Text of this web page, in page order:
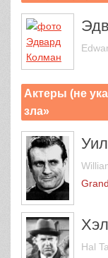
Актеры (не
зла»
Hal